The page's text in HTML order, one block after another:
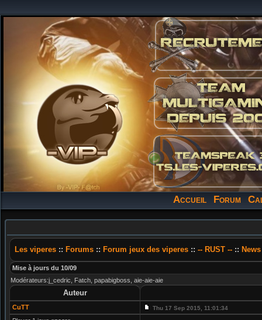
Accueil Forum
Les viperes :: Forums :: Forum jeux des viperes :: -- RUST -- ::
Mise à jours du 10/09
Modérateurs:j_cedric, Fatch, papabigboss, aie-aie-aie
Auteur
CuTT Thu 17 Sep 2015, 11:01:34